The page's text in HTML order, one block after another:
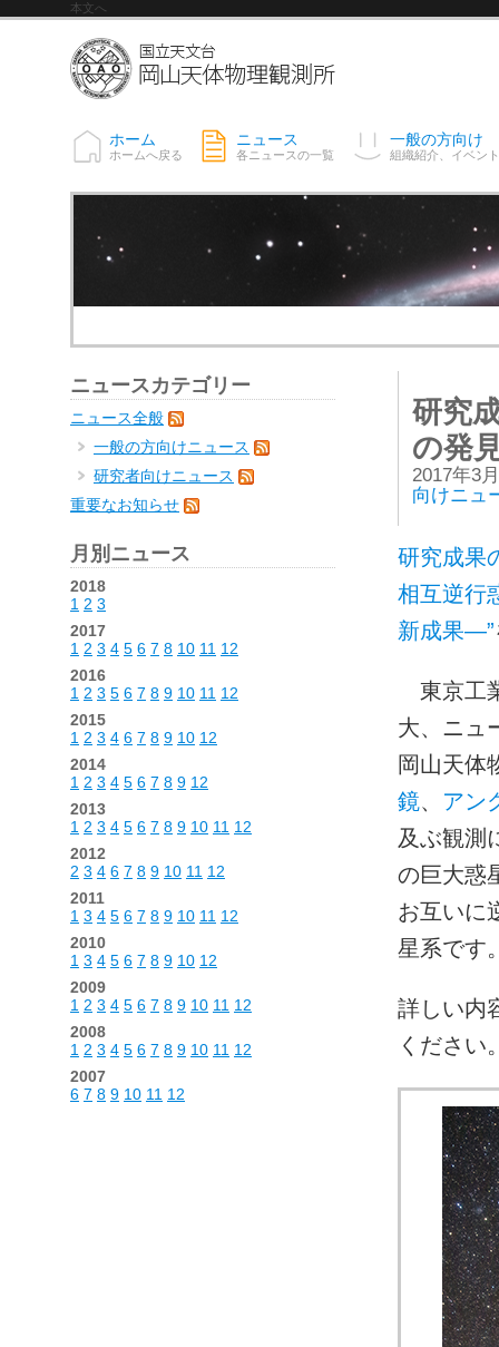
本文へ
ホーム
ホームへ戻る
ニュース
各ニュースの一覧
一般の方向け
組織紹介、イベン
研究
の発
2017年3
向けニュ
研究成果
相互逆行
新成果—”
東京工
大、ニュ
岡山天体
鏡、 アン
及ぶ観測
の巨大惑
お互いに
星系です
詳しい内
ください
ニュースカテゴリー
ニュース全般
一般の方向けニュース
研究者向けニュース
重要なお知らせ
月別ニュース
2018
1 2 3
2017
1 2 3 4 5 6 7 8 10 11 12
2016
1 2 3 5 6 7 8 9 10 11 12
2015
1 2 3 4 6 7 8 9 10 12
2014
1 2 3 4 5 6 7 8 9 12
2013
1 2 3 4 5 6 7 8 9 10 11 12
2012
2 3 4 6 7 8 9 10 11 12
2011
1 3 4 5 6 7 8 9 10 11 12
2010
1 3 4 5 6 7 8 9 10 12
2009
1 2 3 4 5 6 7 8 9 10 11 12
2008
1 2 3 4 5 6 7 8 9 10 11 12
2007
6 7 8 9 10 11 12